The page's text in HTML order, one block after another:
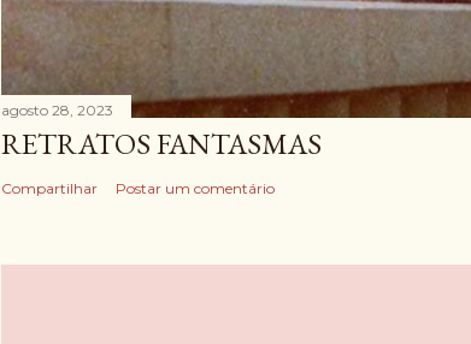
agosto 28, 2023
RETRATOS FANTASMAS
Compartilhar Postar um comentário